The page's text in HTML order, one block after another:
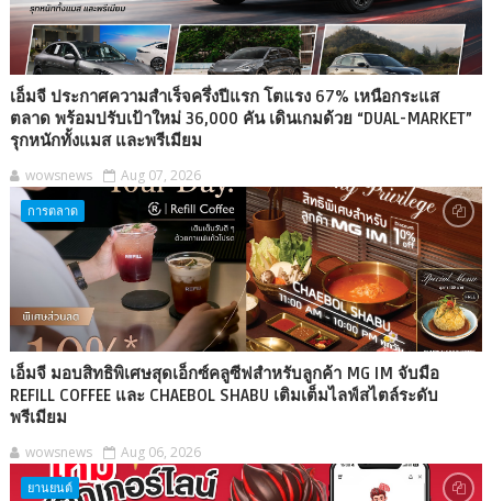
เอ็มจี ประกาศความสำเร็จครึ่งปีแรก โตแรง 67% เหนือกระแส
ตลาด พร้อมปรับเป้าใหม่ 36,000 คัน เดินเกมด้วย “DUAL-MARKET”
รุกหนักทั้งแมส และพรีเมียม
wowsnews Aug 07, 2026
การตลาด
เอ็มจี มอบสิทธิพิเศษสุดเอ็กซ์คลูซีฟสำหรับลูกค้า MG IM จับมือ
REFILL COFFEE และ CHAEBOL SHABU เติมเต็มไลฟ์สไตล์ระดับ
พรีเมียม
wowsnews Aug 06, 2026
ยานยนต์